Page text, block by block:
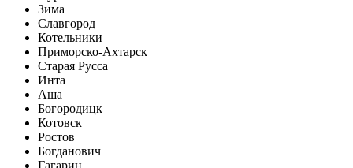
Зима
Славгород
Котельники
Приморско-Ахтарск
Старая Русса
Инта
Аша
Богородицк
Котовск
Ростов
Богданович